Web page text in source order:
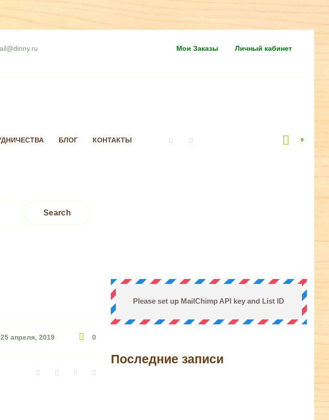
Мои Заказы Личный кабинет
БЛОГ КОНТАКТЫ 0
Search
25 апреля, 2019 0
FacebookTwitter Google+
Please set up MailChimp API key and List ID
Последние записи